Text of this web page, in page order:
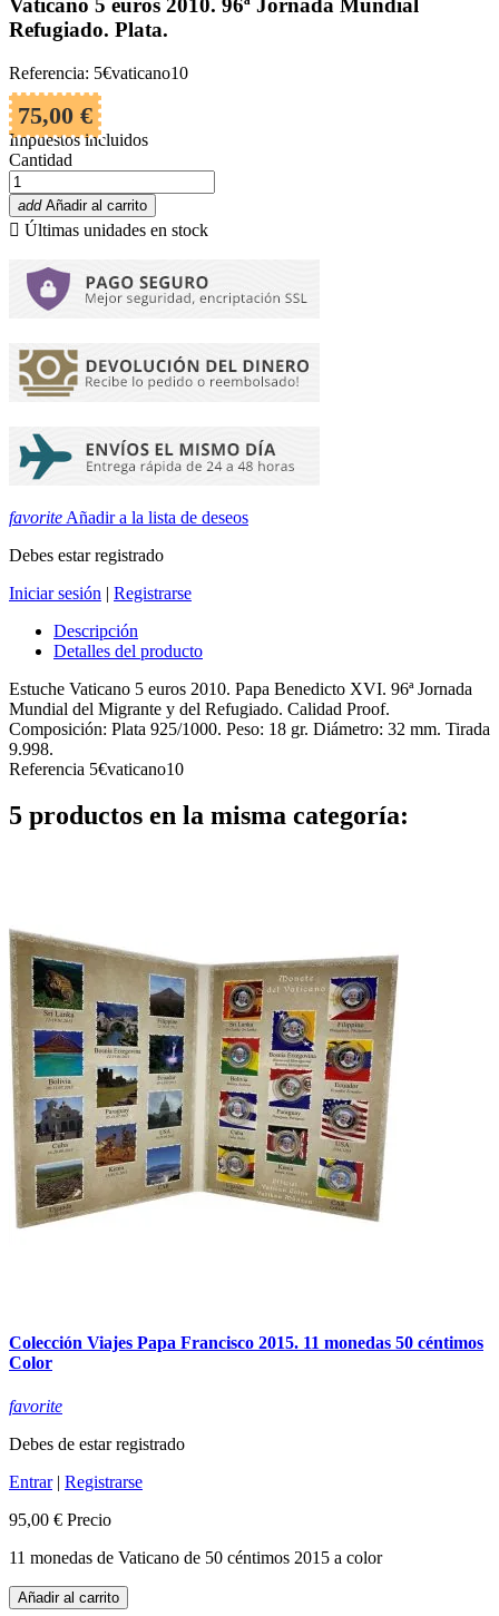
Vaticano 5 euros 2010. 96ª Jornada Mundial
Refugiado. Plata.
Referencia: 5€vaticano10
75,00 €
Impuestos incluidos
Cantidad
add Añadir al carrito
 Últimas unidades en stock
favorite Añadir a la lista de deseos
Debes estar registrado
Iniciar sesión | Registrarse
Descripción
Detalles del producto
Estuche Vaticano 5 euros 2010. Papa Benedicto XVI. 96ª Jornada
Mundial del Migrante y del Refugiado. Calidad Proof.
Composición: Plata 925/1000. Peso: 18 gr. Diámetro: 32 mm. Tirada
9.998.
Referencia 5€vaticano10
5 productos en la misma categoría:
Colección Viajes Papa Francisco 2015. 11 monedas 50 céntimos
Color
favorite
Debes de estar registrado
Entrar| Registrarse
95,00 € Precio
11 monedas de Vaticano de 50 céntimos 2015 a color
Añadir al carrito